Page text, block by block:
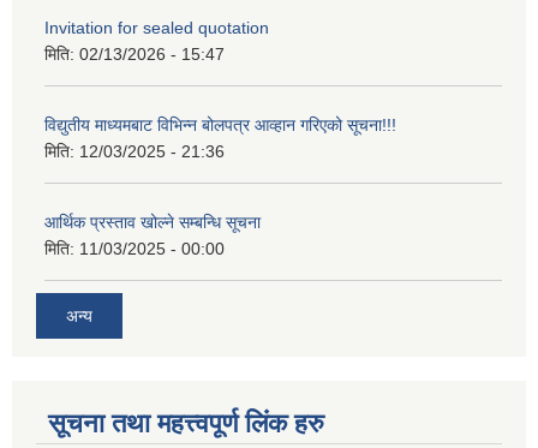
Invitation for sealed quotation
मिति: 02/13/2026 - 15:47
विद्युतीय माध्यमबाट विभिन्न बोलपत्र आव्हान गरिएको सूचना!!!
मिति: 12/03/2025 - 21:36
आर्थिक प्रस्ताव खोल्ने सम्बन्धि सूचना
मिति: 11/03/2025 - 00:00
अन्य
सूचना तथा महत्त्वपूर्ण लिंक हरु